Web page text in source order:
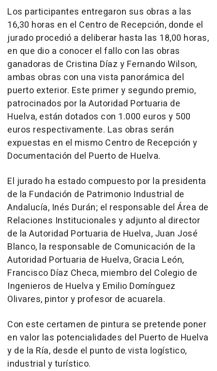
Los participantes entregaron sus obras a las
16,30 horas en el Centro de Recepción, donde el
jurado procedió a deliberar hasta las 18,00 horas,
en que dio a conocer el fallo con las obras
ganadoras de Cristina Díaz y Fernando Wilson,
ambas obras con una vista panorámica del
puerto exterior. Este primer y segundo premio,
patrocinados por la Autoridad Portuaria de
Huelva, están dotados con 1.000 euros y 500
euros respectivamente. Las obras serán
expuestas en el mismo Centro de Recepción y
Documentación del Puerto de Huelva.
El jurado ha estado compuesto por la presidenta
de la Fundación de Patrimonio Industrial de
Andalucía, Inés Durán; el responsable del Área de
Relaciones Institucionales y adjunto al director
de la Autoridad Portuaria de Huelva, Juan José
Blanco, la responsable de Comunicación de la
Autoridad Portuaria de Huelva, Gracia León,
Francisco Díaz Checa, miembro del Colegio de
Ingenieros de Huelva y Emilio Domínguez
Olivares, pintor y profesor de acuarela.
Con este certamen de pintura se pretende poner
en valor las potencialidades del Puerto de Huelva
y de la Ría, desde el punto de vista logístico,
industrial y turístico.